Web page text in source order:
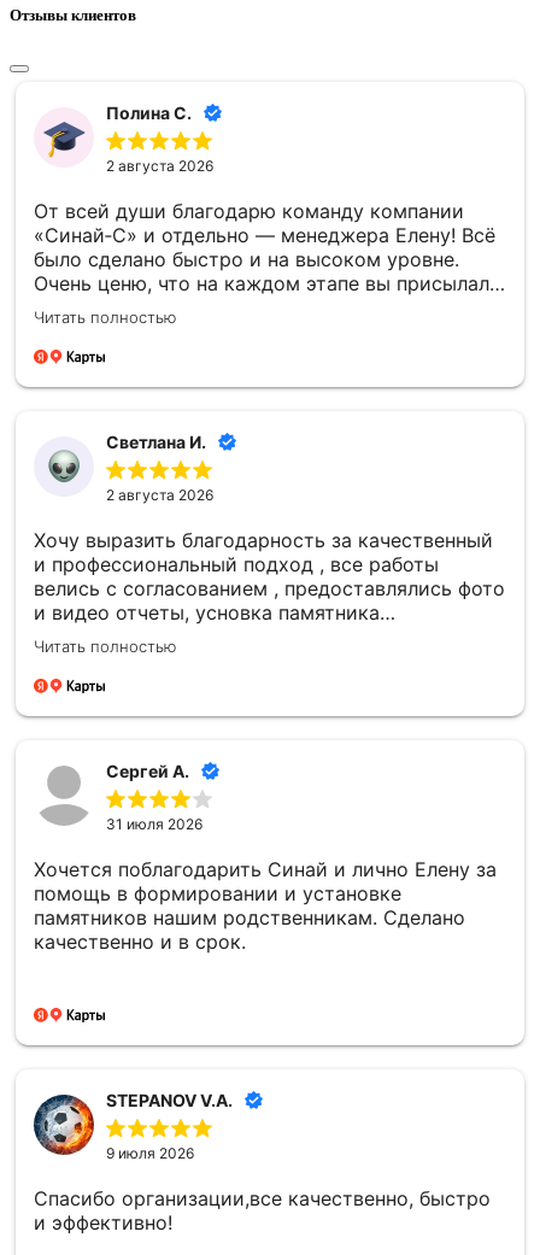
Отзывы клиентов
Полина С.
2 августа 2026
От всей души благодарю команду компании
«Синай‑С» и отдельно — менеджера Елену! Всё
было сделано быстро и на высоком уровне.
Очень ценю, что на каждом этапе вы присылали
фото- и видеоотчёты — это давало уверенность
и спокойствие. Отдельно спасибо за то, что
успели установить памятник к памятной
«Синай‑С» за чуткость, профессионализм и
проделанную работу! 🙏
Читать полностью
Светлана И.
2 августа 2026
Хочу выразить благодарность за качественный
и профессиональный подход , все работы
велись с согласованием , предоставлялись фото
и видео отчеты, усновка памятника
качественная , большое спасибо компании
Читать полностью
Сергей А.
31 июля 2026
Хочется поблагодарить Синай и лично Елену за
помощь в формировании и установке
памятников нашим родственникам. Сделано
качественно и в срок.
STEPANOV V.A.
9 июля 2026
Спасибо организации,все качественно, быстро
и эффективно!